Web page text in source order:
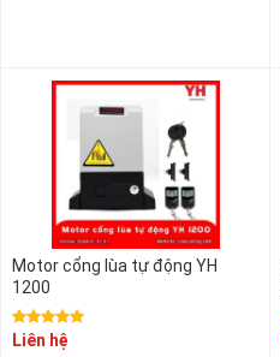
Motor cổng lùa tự động YH
1200
Liên hệ